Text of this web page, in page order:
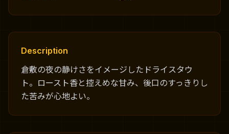
Description
倉敷の夜の静けさをイメージしたドライスタウ
ト。ロースト香と控えめな甘み、後口のすっきりし
た苦みが心地よい。